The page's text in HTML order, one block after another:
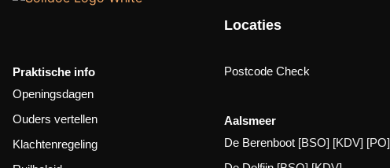
Praktische info
Openingsdagen
Ouders vertellen
Klachtenregeling
Locaties
Postcode Check
Aalsmeer
De Berenboot[BSO] [KDV] [PO]